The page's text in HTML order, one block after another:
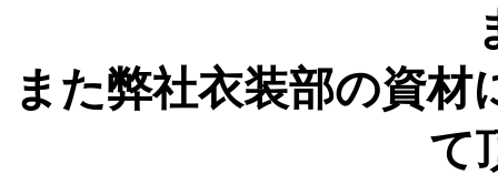
また弊社衣装部の資
て